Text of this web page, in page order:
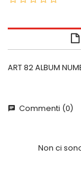
ART 82 ALBUM
chat Commenti (0)
Non ci